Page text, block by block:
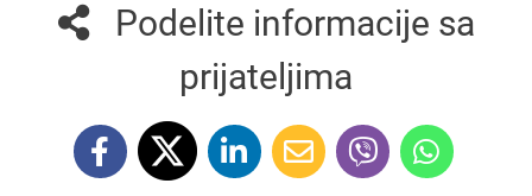
Podelite informacije sa
prijateljima